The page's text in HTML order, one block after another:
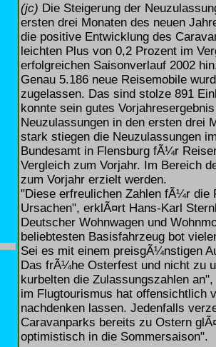
(jc) Die Steigerung der
ersten drei Monaten des neuen
die positive Entwicklung des
leichten Plus von 0,2 Prozent im
erfolgreichen Saisonverlauf 2002
Genau 5.186 neue Reisemobile
zugelassen. Das sind stolze 891
konnte sein gutes
Neuzulassungen in den ersten drei
stark stiegen die Neuzulassungen
Bundesamt in Flensburg fÃ¼r
Vergleich zum Vorjahr. Im Bereich
zum Vorjahr erzielt werden.
"Diese erfreulichen Zahlen fÃ¼r die
Ursachen", erklÃ¤rt Hans-Karl
Deutscher Wohnwagen und
beliebtesten Basisfahrzeug bot
Sei es mit einem preisgÃ¼nstigen
Das frÃ¼he Osterfest und nicht zu
kurbelten die Zulassungszahlen
im Flugtourismus hat offensichtlich
nachdenken lassen. Jedenfalls
Caravanparks bereits zu Ostern
optimistisch in die Sommersaison".